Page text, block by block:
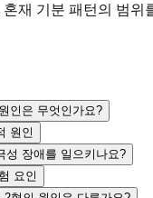
재 기분 패턴의 범위
인은 무엇인가요?
원인
성 장애를 일으키나요?
요인